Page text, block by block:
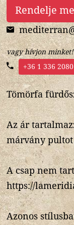
Rendelje
vagy hívjon minket!
+36 1 336 2080
Tömörfa
Az ár
márvány
A csap nem
https://
Azonos